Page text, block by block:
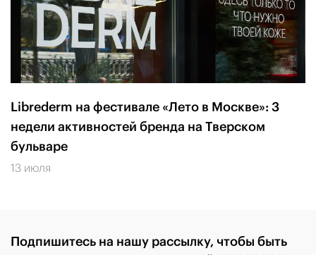
Librederm на фестивале «Лето в Москве»: 3
недели активностей бренда на Тверском
бульваре
13 июля
Подпишитесь на нашу рассылку, чтобы быть